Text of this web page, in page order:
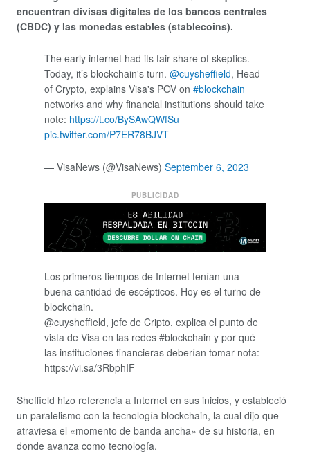
encuentran divisas digitales de los bancos centrales
(CBDC) y las monedas estables (stablecoins).
The early internet had its fair share of skeptics.
Today, it’s blockchain's turn. @cuysheffield, Head
of Crypto, explains Visa's POV on #blockchain
networks and why financial institutions should take
note: https://t.co/BySAwQWfSu
pic.twitter.com/P7ER78BJVT
— VisaNews (@VisaNews) September 6, 2023
PUBLICIDAD
Los primeros tiempos de Internet tenían una
buena cantidad de escépticos. Hoy es el turno de
blockchain.
@cuysheffield, jefe de Cripto, explica el punto de
vista de Visa en las redes #blockchain y por qué
las instituciones financieras deberían tomar nota:
https://vi.sa/3RbphIF
Sheffield hizo referencia a Internet en sus inicios, y estableció
un paralelismo con la tecnología blockchain, la cual dijo que
atraviesa el «momento de banda ancha» de su historia, en
donde avanza como tecnología.